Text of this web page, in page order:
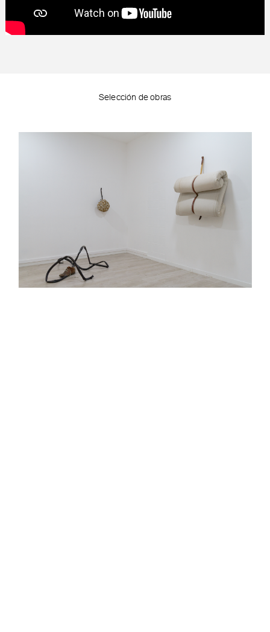
Selección de obras